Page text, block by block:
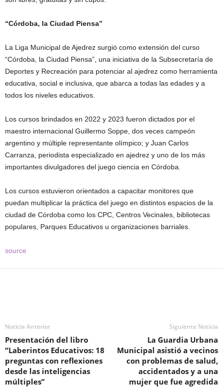
“Córdoba, la Ciudad Piensa”
La Liga Municipal de Ajedrez surgió como extensión del curso
“Córdoba, la Ciudad Piensa”, una iniciativa de la Subsecretaría de
Deportes y Recreación para potenciar al ajedrez como herramienta
educativa, social e inclusiva, que abarca a todas las edades y a
todos los niveles educativos.
Los cursos brindados en 2022 y 2023 fueron dictados por el
maestro internacional Guillermo Soppe, dos veces campeón
argentino y múltiple representante olímpico; y Juan Carlos
Carranza, periodista especializado en ajedrez y uno de los más
importantes divulgadores del juego ciencia en Córdoba.
Los cursos estuvieron orientados a capacitar monitores que
puedan multiplicar la práctica del juego en distintos espacios de la
ciudad de Córdoba como los CPC, Centros Vecinales, bibliotecas
populares, Parques Educativos u organizaciones barriales.
source
Noticia Anterior
Presentación del libro
“Laberintos Educativos: 18
preguntas con reflexiones
desde las inteligencias
múltiples”
Siguiente Noticia
La Guardia Urbana
Municipal asistió a vecinos
con problemas de salud,
accidentados y a una
mujer que fue agredida